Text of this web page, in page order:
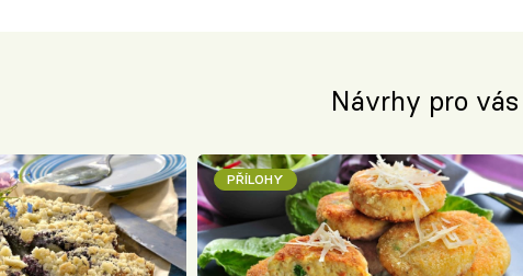
Návrhy pro vás
PŘÍLOHY